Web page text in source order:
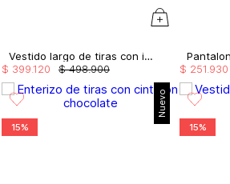
Vestido largo de tiras con insumo
$ 498.900
$ 399120 $ 251 930
Nuevo
15% 15%